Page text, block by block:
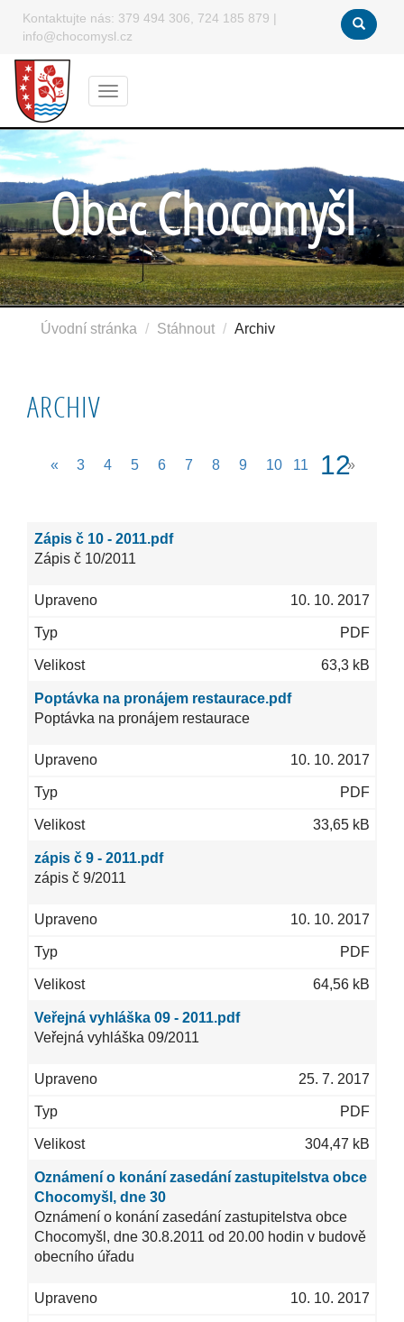
Kontaktujte nás: 379 494 306, 724 185 879 |
info@chocomysl.cz
Menu
Obec Chocomyšl
Úvodní stránka Stáhnout Archiv
ARCHIV
« 3 4 5 6 7 8 9 10 11 12»
Zápis č 10 - 2011.pdf
Zápis č 10/2011
10. 10. 2017
PDF
63,3 kB
Poptávka na pronájem restaurace.pdf
Poptávka na pronájem restaurace
10. 10. 2017
PDF
33,65 kB
zápis č 9 - 2011.pdf
zápis č 9/2011
10. 10. 2017
PDF
64,56 kB
Veřejná vyhláška 09 - 2011.pdf
Veřejná vyhláška 09/2011
25. 7. 2017
PDF
304,47 kB
Oznámení o konání zasedání zastupitelstva obce
Chocomyšl, dne 30
Oznámení o konání zasedání zastupitelstva obce
Chocomyšl, dne 30.8.2011 od 20.00 hodin v budově
obecního úřadu
10. 10. 2017